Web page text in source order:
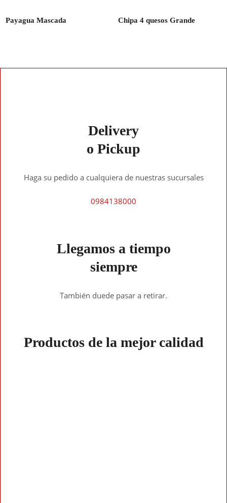
Payagua Mascada Chipa 4 quesos Grande
Delivery
o Pickup
Haga su pedido a cualquiera de nuestras sucursales
0984138000
Llegamos a tiempo
siempre
También duede pasar a retirar.
Productos de la mejor calidad